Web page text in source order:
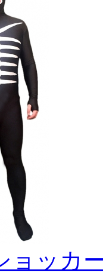
ョッカ